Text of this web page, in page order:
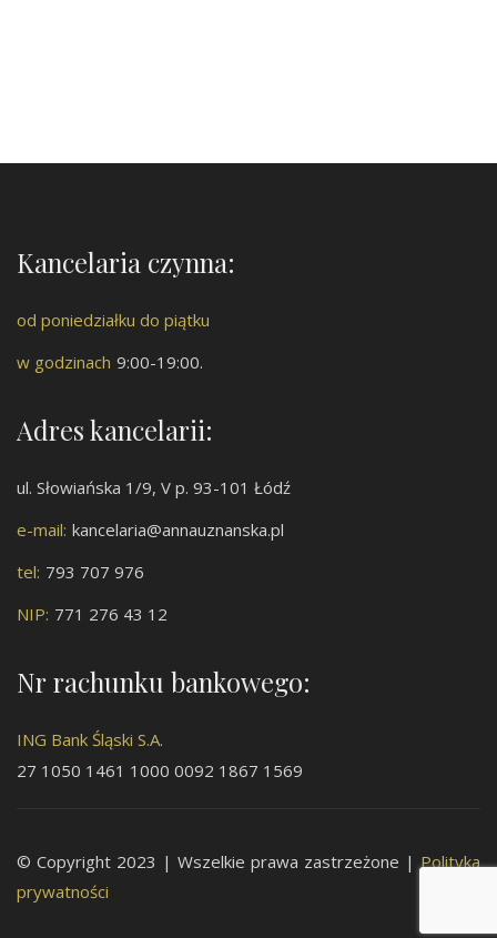
Kancelaria czynna:
od poniedziałku do piątku
w godzinach 9:00-19:00.
Adres kancelarii:
ul. Słowiańska 1/9, V p. 93-101 Łódź
e-mail: kancelaria@annauznanska.pl
tel: 793 707 976
NIP: 771 276 43 12
Nr rachunku bankowego:
ING Bank Śląski S.A.
27 1050 1461 1000 0092 1867 1569
© Copyright 2023 | Wszelkie prawa zastrzeżone | Polityka
prywatności